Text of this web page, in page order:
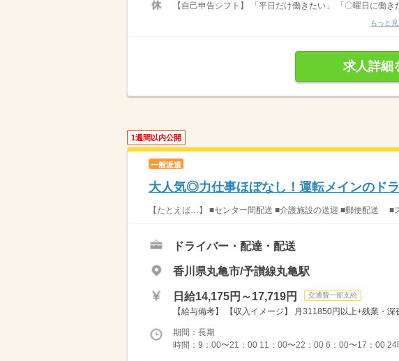
【自己申告シフト】 「平日だけ働きたい」 「〇曜日に働
もっと
求人詳細
1週間以内公開
一般派遣
大人気◎力仕事ほぼなし！運転メインのド
【たとえば…】 ■センター間配送 ■介護施設の送迎 ■郵便配送 ■
ドライバー・配達・配送
香川県丸亀市/予讃線丸亀駅
日給14,175円～17,719円 交通費一部支給
【給与備考】 【収入イメージ】 月311850円以上+残業・深
期間：長期
時間：9：00〜21：00 11：00〜22：00 6：00〜17：00 24